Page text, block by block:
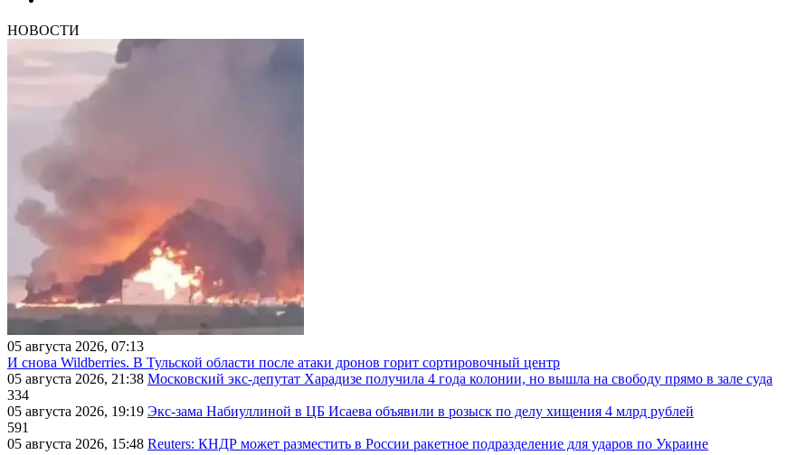
НОВОСТИ
05 августа 2026, 07:13
И снова Wildberries. В Тульской области после атаки дронов горит сортировочный центр
05 августа 2026, 21:38 Московский экс-депутат Харадизе получила 4 года колонии, но вышла на свободу прямо в зале суда
334
05 августа 2026, 19:19 Экс-зама Набиуллиной в ЦБ Исаева объявили в розыск по делу хищения 4 млрд рублей
591
05 августа 2026, 15:48 Reuters: КНДР может разместить в России ракетное подразделение для ударов по Украине